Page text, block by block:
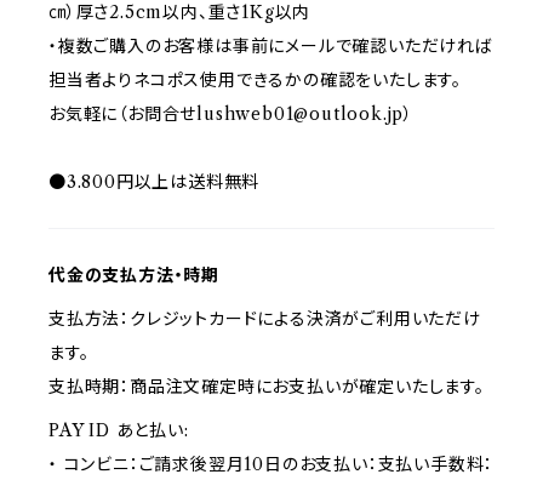
㎝）厚さ2.5cm以内、重さ1Kg以内
・複数ご購入のお客様は事前にメールで確認いただければ
担当者よりネコポス使用できるかの確認をいたします。
お気軽に（お問合せlushweb01@outlook.jp）
●3.800円以上は送料無料
代金の支払方法・時期
支払方法：クレジットカードによる決済がご利用いただけ
ます。
支払時期：商品注文確定時にお支払いが確定いたします。
PAY ID あと払い:
・ コンビニ：ご請求後翌月10日のお支払い：支払い手数料：